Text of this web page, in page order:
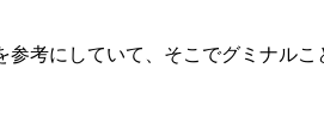
参考にしていて、そこでグミナルこ